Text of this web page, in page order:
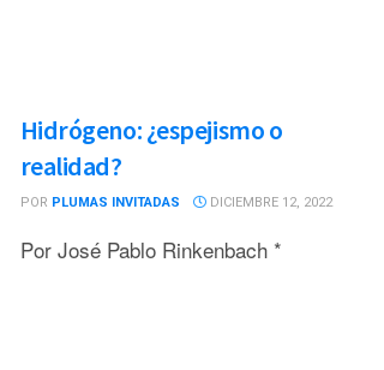
Hidrógeno: ¿espejismo o
realidad?
POR PLUMAS INVITADAS DICIEMBRE 12, 2022
Por José Pablo Rinkenbach *